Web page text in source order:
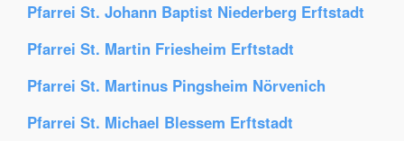
Pfarrei St. Johann Baptist Niederberg Erftstadt
Pfarrei St. Martin Friesheim Erftstadt
Pfarrei St. Martinus Pingsheim Nörvenich
Pfarrei St. Michael Blessem Erftstadt